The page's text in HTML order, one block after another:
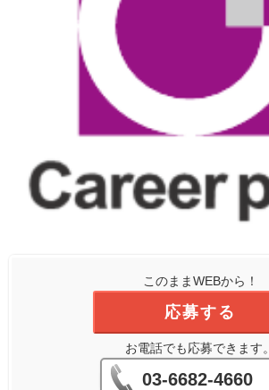
このままWEBから！
応募する
お電話でも応募できます。
03-6682-4660